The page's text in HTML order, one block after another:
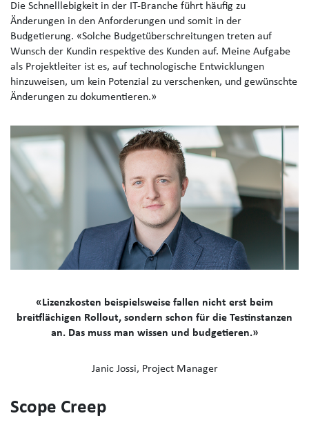
Die Schnelllebigkeit in der IT-Branche führt häufig zu
Änderungen in den Anforderungen und somit in der
Budgetierung. «Solche Budgetüberschreitungen treten auf
Wunsch der Kundin respektive des Kunden auf. Meine Aufgabe
als Projektleiter ist es, auf technologische Entwicklungen
hinzuweisen, um kein Potenzial zu verschenken, und gewünschte
Änderungen zu dokumentieren.»
«Lizenzkosten beispielsweise fallen nicht erst beim
breitflächigen Rollout, sondern schon für die Testinstanzen
an. Das muss man wissen und budgetieren.»
Janic Jossi, Project Manager
Scope Creep